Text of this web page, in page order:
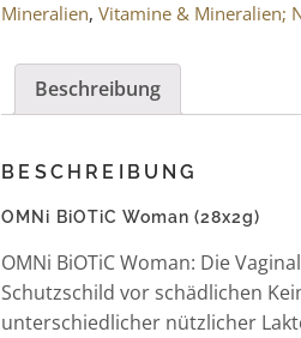
Mineralien,Vitamine & Mineralien;
Beschreibung
BESCHREIBUNG
OMNi BiOTiC Woman (28x2g)
OMNi BiOTiC Woman: Die
Schutzschild vor schädlichen
unterschiedlicher nützlicher